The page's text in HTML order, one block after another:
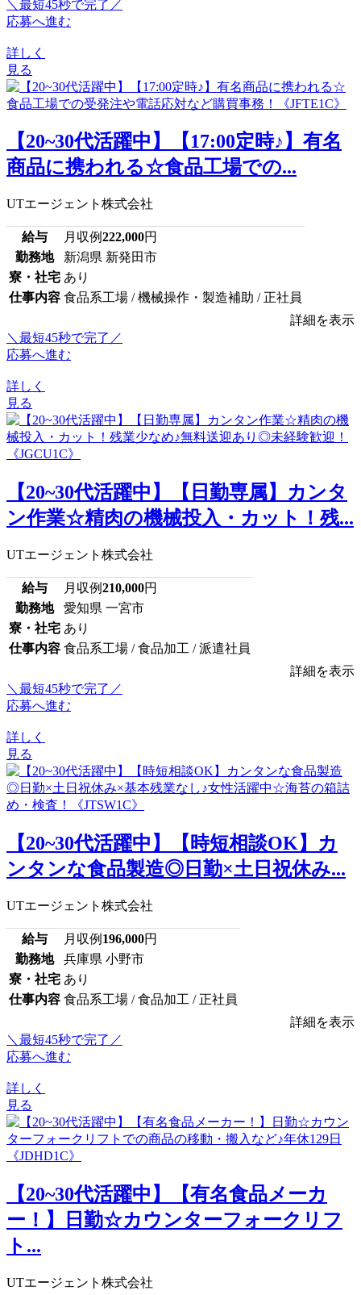
＼最短45秒で完了／
応募へ進む
詳しく
見る
【20~30代活躍中】【17:00定時♪】有名
商品に携われる☆食品工場での...
UTエージェント株式会社
給与 月収例222,000円
勤務地
新潟県 新発田市
寮・社宅 あり
仕事内容 食品系工場 / 機械操作・製造補助 / 正社員
詳細を表示
＼最短45秒で完了／
応募へ進む
詳しく
見る
【20~30代活躍中】【日勤専属】カンタ
ン作業☆精肉の機械投入・カット！残...
UTエージェント株式会社
給与 月収例210,000円
勤務地
愛知県 一宮市
寮・社宅 あり
仕事内容 食品系工場 / 食品加工 / 派遣社員
詳細を表示
＼最短45秒で完了／
応募へ進む
詳しく
見る
【20~30代活躍中】【時短相談OK】カ
ンタンな食品製造◎日勤×土日祝休み...
UTエージェント株式会社
給与 月収例 196,000円
勤務地
兵庫県 小野市
寮・社宅 あり
仕事内容 食品系工場 / 食品加工 / 正社員
詳細を表示
＼最短45秒で完了／
応募へ進む
詳しく
見る
【20~30代活躍中】【有名食品メーカ
ー！】日勤☆カウンターフォークリフ
ト...
UTエージェント株式会社